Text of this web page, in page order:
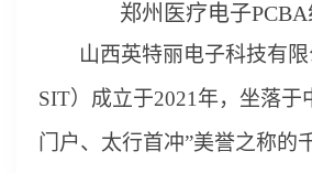
郑州医疗电子
山西英特丽电子科技有
SIT）成立于2021年，坐落于
门户、太行首冲”美誉之称的